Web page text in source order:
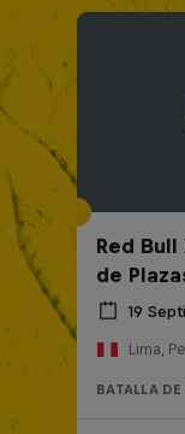
Red
de
19
Lima,
BATALLA